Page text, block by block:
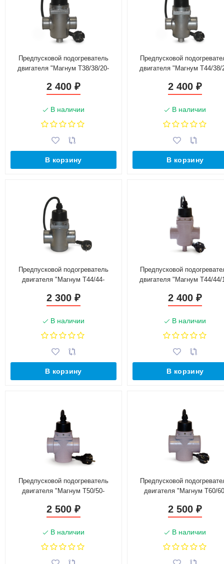
Предпусковой подогреватель
двигателя "Магнум Т38/38/20-
2 400 ₽
В наличии
В корзину
Предпусковой
двигателя "Магнум Т44/38/
2 400₽
В наличии
В корзину
Предпусковой подогреватель
двигателя "Магнум Т44/44-
2 300 ₽
В наличии
В корзину
Предпусковой
двигателя "Магнум Т44/44/
2 400₽
В наличии
В корзину
Предпусковой подогреватель
двигателя "Магнум Т50/50-
2 500 ₽
В наличии
Предпусковой
двигателя "Магнум Т60/
2 500₽
В наличии